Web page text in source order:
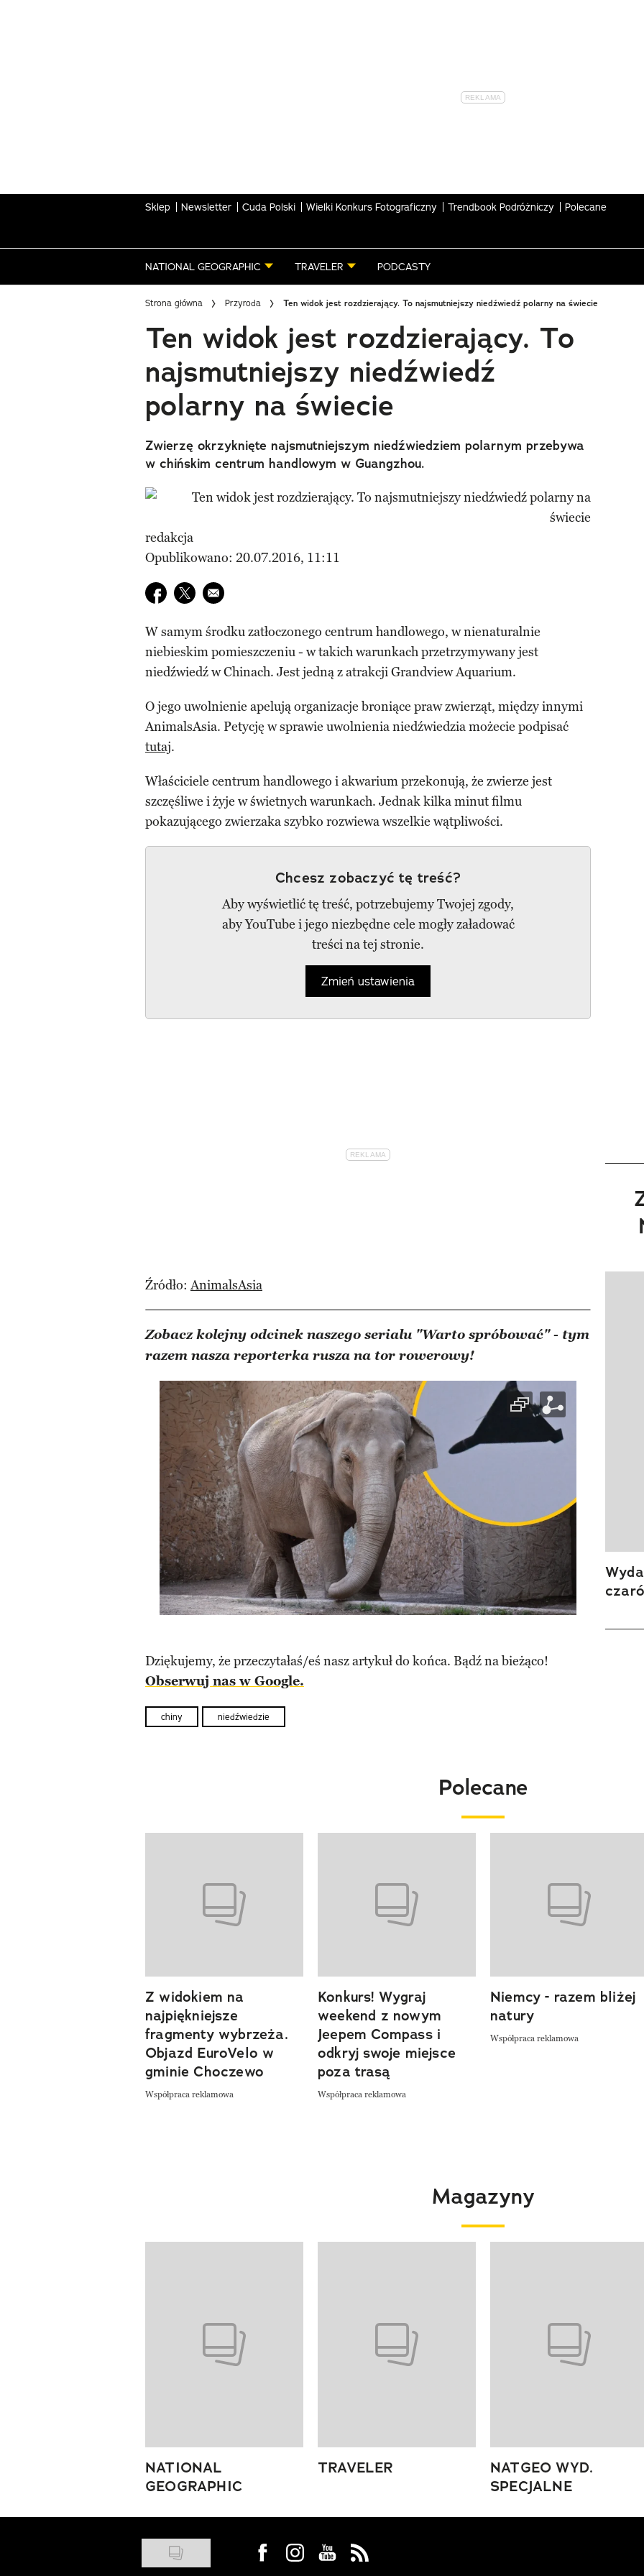
Sklep Newsletter Cuda Polski Wielki Konkurs Fotograficzny Trendbook Podróżniczy Polecane
NATIONAL GEOGRAPHIC TRAVELER PODCASTY
Strona główna Przyroda Ten widok jest rozdzierający. To najsmutniejszy niedźwiedź polarny na świecie
Ten widok jest rozdzierający. To
najsmutniejszy niedźwiedź
polarny na świecie
Zwierzę okrzyknięte najsmutniejszym niedźwiedziem polarnym przebywa
w chińskim centrum handlowym w Guangzhou.
redakcja
Opublikowano: 20.07.2016, 11:11
Udostępnij na facebook
Udostępnij na twitter
E-mail do przyjaciela
W samym środku zatłoczonego centrum handlowego, w nienaturalnie
niebieskim pomieszczeniu - w takich warunkach przetrzymywany jest
niedźwiedź w Chinach. Jest jedną z atrakcji Grandview Aquarium.
O jego uwolnienie apelują organizacje broniące praw zwierząt, między innymi
AnimalsAsia. Petycję w sprawie uwolnienia niedźwiedzia możecie podpisać
tutaj.
Właściciele centrum handlowego i akwarium przekonują, że zwierze jest
szczęśliwe i żyje w świetnych warunkach. Jednak kilka minut filmu
pokazującego zwierzaka szybko rozwiewa wszelkie wątpliwości.
Chcesz zobaczyć tę treść?
Aby wyświetlić tę treść, potrzebujemy Twojej zgody,
aby YouTube i jego niezbędne cele mogły załadować
treści na tej stronie.
Zmień ustawienia
Źródło:AnimalsAsia
Zobacz kolejny odcinek naszego serialu "Warto spróbować" - tym
razem nasza reporterka rusza na tor rowerowy!
Dziękujemy, że przeczytałaś/eś nasz artykuł do końca. Bądź na bieżąco!
Obserwuj nas w Google.
chiny niedźwiedzie
Polecane
previous element
Z widokiem na
najpiękniejsze
fragmenty wybrzeża.
Objazd EuroVelo w
gminie Choczewo
Współpraca reklamowa
Konkurs! Wygraj
weekend z nowym
Jeepem Compass i
odkryj swoje miejsce
poza trasą
Współpraca reklamowa
Niemcy - razem bliżej
natury
Współpraca reklamowa
Magazyny
NATIONAL
GEOGRAPHIC
TRAVELER
NATGEO WYD.
SPECJALNE
Visit us on Facebook
Visit us on Instagram
Visit us on Youtube
Visit us on Rss